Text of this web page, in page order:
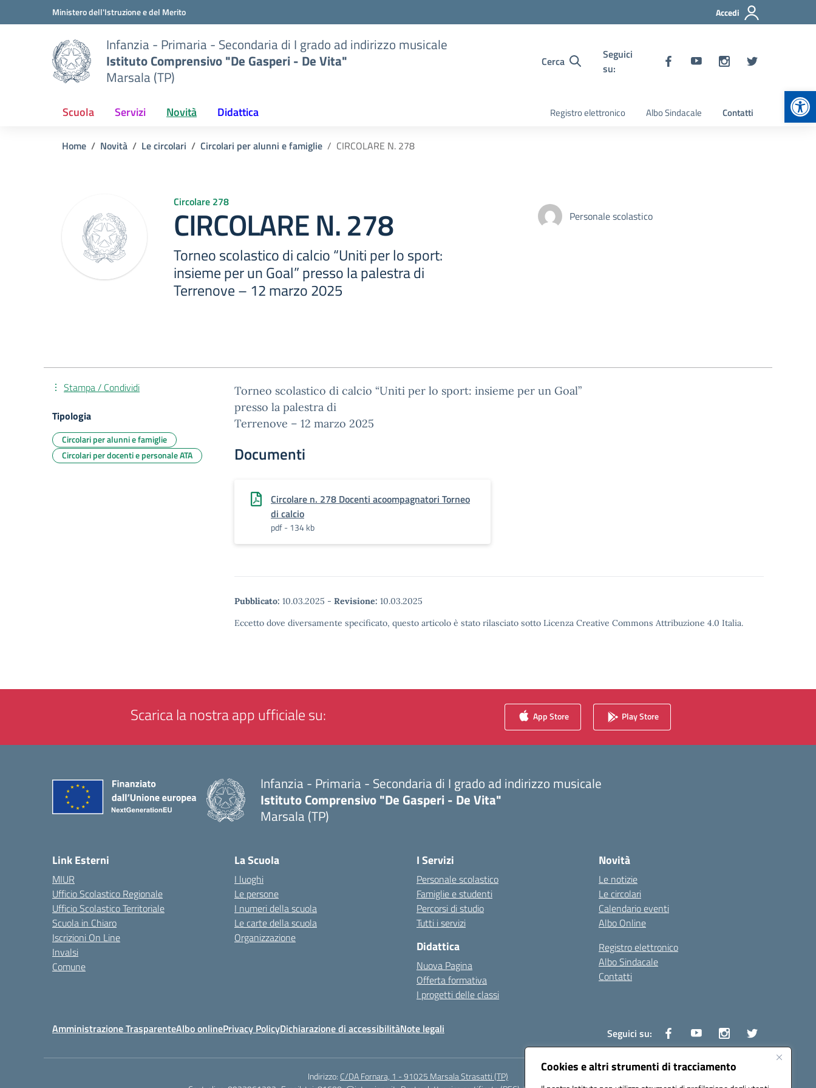
Cookies e altri strumenti di tracciamento
Vai ai contenuti
Vai al menu di navigazioneMinistero dell'Istruzione e del Merito Accedi
Infanzia - Primaria - Secondaria di I grado ad indirizzo musicale
Istituto Comprensivo "De Gasperi - De Vita"
Marsala (TP)
Cerca
Seguici
su:
Scuola Servizi Novità Didattica Registro elettronico Albo Sindacale Contatti
Home Novità Le circolari Circolari per alunni e famiglie CIRCOLARE N. 278
Circolare 278
CIRCOLARE N. 278
Torneo scolastico di calcio “Uniti per lo sport:
insieme per un Goal” presso la palestra di
Terrenove – 12 marzo 2025
Personale scolastico
Torneo scolastico di calcio “Uniti per lo sport: insieme per un Goal”
presso la palestra di
Terrenove – 12 marzo 2025
Documenti
Circolare n. 278 Docenti acoompagnatori Torneo
di calcio
pdf - 134 kb
Pubblicato: 10.03.2025 - Revisione: 10.03.2025
Eccetto dove diversamente specificato, questo articolo è stato rilasciato sotto Licenza Creative Commons Attribuzione 4.0 Italia.
Stampa / Condividi
Tipologia
Circolari per alunni e famiglie
Circolari per docenti e personale ATA
Scarica la nostra app ufficiale su: App Store Play Store
Infanzia - Primaria - Secondaria di I grado ad indirizzo musicale
Istituto Comprensivo "De Gasperi - De Vita"
Marsala (TP)
Link Esterni
MIUR
Ufficio Scolastico Regionale
Ufficio Scolastico Territoriale
Scuola in Chiaro
Iscrizioni On Line
Invalsi
Comune
La Scuola
I luoghi
Le persone
I numeri della scuola
Le carte della scuola
Organizzazione
I Servizi
Personale scolastico
Famiglie e studenti
Percorsi di studio
Tutti i servizi
Didattica
Nuova Pagina
Offerta formativa
I progetti delle classi
Novità
Le notizie
Le circolari
Calendario eventi
Albo Online
Registro elettronico
Albo Sindacale
Contatti
Amministrazione TrasparenteAlbo onlinePrivacy PolicyDichiarazione di accessibilitàNote legali Seguici su:
Indirizzo: C/DA Fornara, 1 - 91025 Marsala Strasatti (TP)